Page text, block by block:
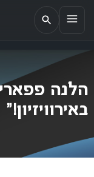
אתר הבית של
הלנה
באירוויזיון!”